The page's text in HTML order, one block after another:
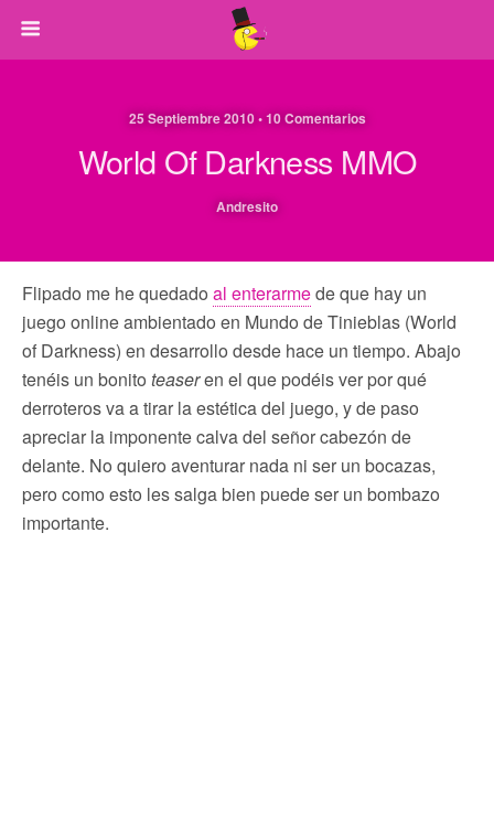
25 Septiembre 2010 • 10 Comentarios
World Of Darkness MMO
Andresito
Flipado me he quedado al enterarmede que hay un
juego online ambientado en Mundo de Tinieblas (World
of Darkness) en desarrollo desde hace un tiempo. Abajo
tenéis un bonito teaseren el que podéis ver por qué
derroteros va a tirar la estética del juego, y de paso
apreciar la imponente calva del señor cabezón de
delante. No quiero aventurar nada ni ser un bocazas,
pero como esto les salga bien puede ser un bombazo
importante.